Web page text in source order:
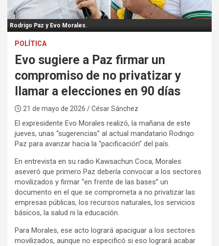
Rodrigo Paz y Evo Morales.
POLÍTICA
Evo sugiere a Paz firmar un
compromiso de no privatizar y
llamar a elecciones en 90 días
21 de mayo de 2026 / César Sánchez
El expresidente Evo Morales realizó, la mañana de este
jueves, unas “sugerencias” al actual mandatario Rodrigo
Paz para avanzar hacia la “pacificación” del país.
En entrevista en su radio Kawsachun Coca, Morales
aseveró que primero Paz debería convocar a los sectores
movilizados y firmar “en frente de las bases” un
documento en el que se comprometa a no privatizar las
empresas públicas, los recursos naturales, los servicios
básicos, la salud ni la educación.
Para Morales, ese acto logrará apaciguar a los sectores
movilizados, aunque no especificó si eso logrará acabar